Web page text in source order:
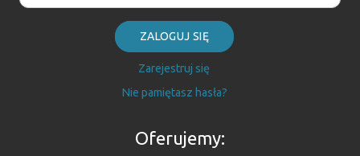
ZALOGUJ SIĘ
Zarejestruj się
Nie pamiętasz hasła?
Oferujemy: